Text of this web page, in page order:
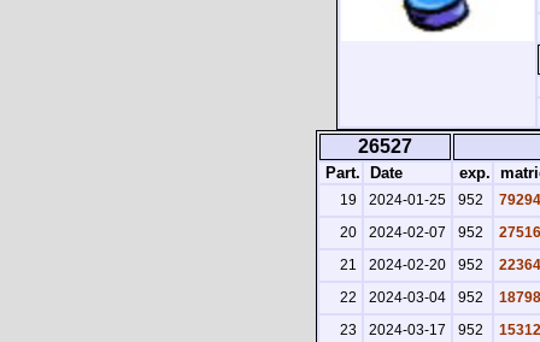
26527
Part. Date exp.
19 2024-01-25 952
79294
20
2024-02-07 952
27516
21
2024-02-20 952
22364
22
2024-03-04 952
18798
23
2024-03-17 952
15312